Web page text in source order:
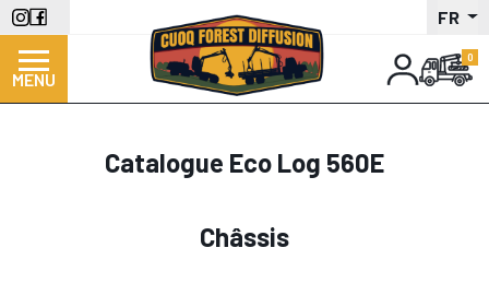
Aller
au
contenu
principal
FR
MENU
Catalogue Eco Log 560E
Châssis